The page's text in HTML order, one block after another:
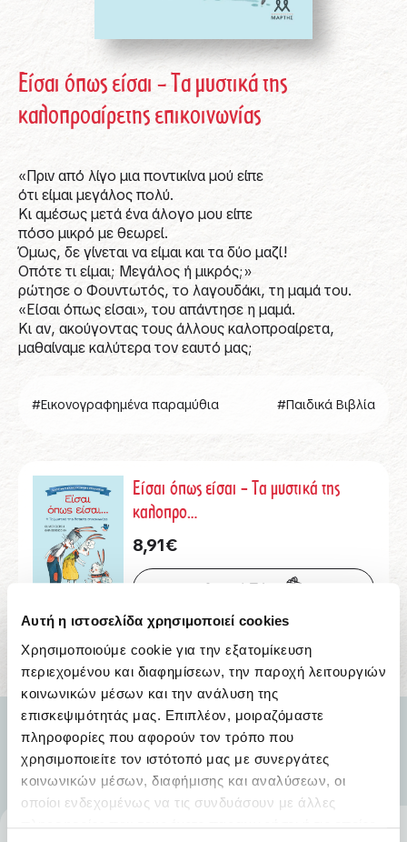
Αυτή η ιστοσελίδα χρησιμοποιεί cookies
Χρησιμοποιούμε cookie για την εξατομίκευση
περιεχομένου και διαφημίσεων, την παροχή λειτουργιών
κοινωνικών μέσων και την ανάλυση της
επισκεψιμότητάς μας. Επιπλέον, μοιραζόμαστε
πληροφορίες που αφορούν τον τρόπο που
χρησιμοποιείτε τον ιστότοπό μας με συνεργάτες
κοινωνικών μέσων, διαφήμισης και αναλύσεων, οι
οποίοι ενδεχομένως να τις συνδυάσουν με άλλες
Είσαι όπως είσαι – Τα μυστικά της
καλοπροαίρετης επικοινωνίας
«Πριν από λίγο μια ποντικίνα μού είπε
ότι είμαι μεγάλος πολύ.
Κι αμέσως μετά ένα άλογο μου είπε
πόσο μικρό με θεωρεί.
Όμως, δε γίνεται να είμαι και τα δύο μαζί!
Οπότε τι είμαι; Μεγάλος ή μικρός;»
ρώτησε ο Φουντωτός, το λαγουδάκι, τη μαμά του.
«Είσαι όπως είσαι», του απάντησε η μαμά.
Κι αν, ακούγοντας τους άλλους καλοπροαίρετα,
μαθαίναμε καλύτερα τον εαυτό μας;
#Εικονογραφημένα παραμύθια #Παιδικά Βιβλία
Είσαι όπως είσαι – Τα μυστικά της
καλοπρο…
8,91€
Αγορά Τώρα